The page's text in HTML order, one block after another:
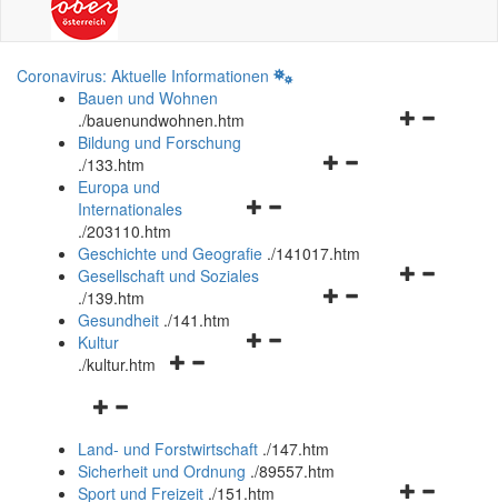
Coronavirus: Aktuelle Informationen
Bauen und Wohnen
./bauenundwohnen.htm
Navigationsmenü
Bildung und Forschung
./133.htm
Navigationsmenü
und
schließen
Europa und
Internationales
./203110.htm
Geschichte und Geografie ./141017.htm
Navigationsmenü
Gesellschaft und Soziales
./139.htm
Navigationsmenü
Gesundheit ./141.htm
Navigationsmenü
Kultur
./kultur.htm
Navigationsmenü
und
schließen
Land- und Forstwirtschaft ./147.htm
Sicherheit und Ordnung ./89557.htm
Sport und Freizeit ./151.htm